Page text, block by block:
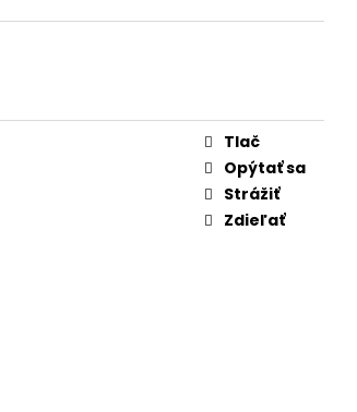
Tlač
Opýtať sa
Strážiť
Zdieľať